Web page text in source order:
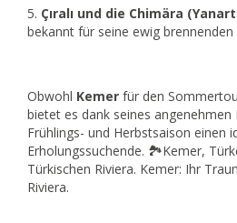
Çıralı und die Chimära
bekannt für seine ewig brennenden
Obwohl Kemer für den
bietet es dank seines angenehmen
Frühlings- und Herbstsaison einen
Erholungssuchende. 🏞️Kemer,
Türkischen Riviera. Kemer: Ihr
Riviera.